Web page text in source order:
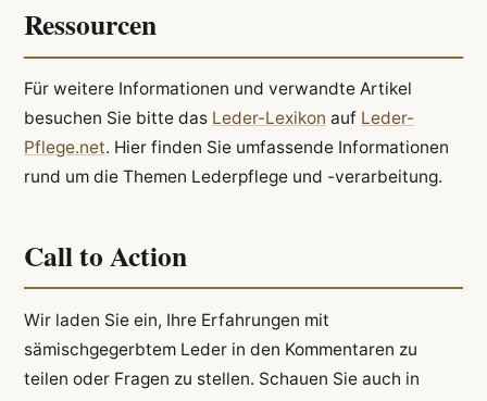
Ressourcen
Für weitere Informationen und verwandte Artikel
besuchen Sie bitte das Leder-Lexikon auf Leder-
Pflege.net. Hier finden Sie umfassende Informationen
rund um die Themen Lederpflege und -verarbeitung.
Call to Action
Wir laden Sie ein, Ihre Erfahrungen mit
sämischgegerbtem Leder in den Kommentaren zu
teilen oder Fragen zu stellen. Schauen Sie auch in